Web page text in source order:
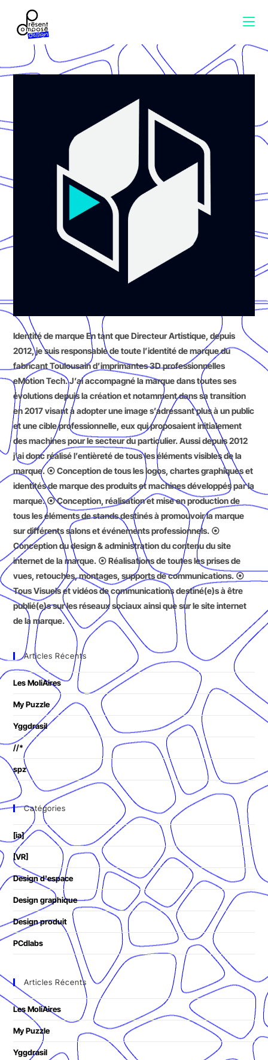
Identité de marque En tant que Directeur Artistique, depuis
2012, je suis responsable de toute l’identité de marque du
fabricant Toulousain d’imprimantes 3D professionnelles
eMotion Tech. J’ai accompagné la marque dans toutes ses
évolutions depuis la création et notamment dans sa transition
en 2017 visant à adopter une image s’adressant plus à un public
et une cible professionnelle, eux qui proposaient initialement
des machines pour le secteur du particulier. Aussi depuis 2012
j’ai donc réalisé l’entièreté de tous les éléments visibles de la
marque. ⦿ Conception de tous les logos, chartes graphiques et
identités de marque des produits et machines développés par la
marque. ⦿ Conception, réalisation et mise en production de
tous les éléments de stands destinés à promouvoir la marque
sur différents salons et événements professionnels. ⦿
Conception du design & administration du contenu du site
internet de la marque. ⦿ Réalisations de toutes les prises de
vues, retouches, montages, supports de communications. ⦿
Tous Visuels et vidéos de communications destiné(e)s à être
publié(e)s sur les réseaux sociaux ainsi que sur le site internet
de la marque.
Articles Récents
Les MoliAires
My Puzzle
Yggdrasil
//*
spz
Catégories
[ia]
[VR]
Design d'espace
Design graphique
Design produit
PCdlabs
Articles Récents
Les MoliAires
My Puzzle
Yggdrasil